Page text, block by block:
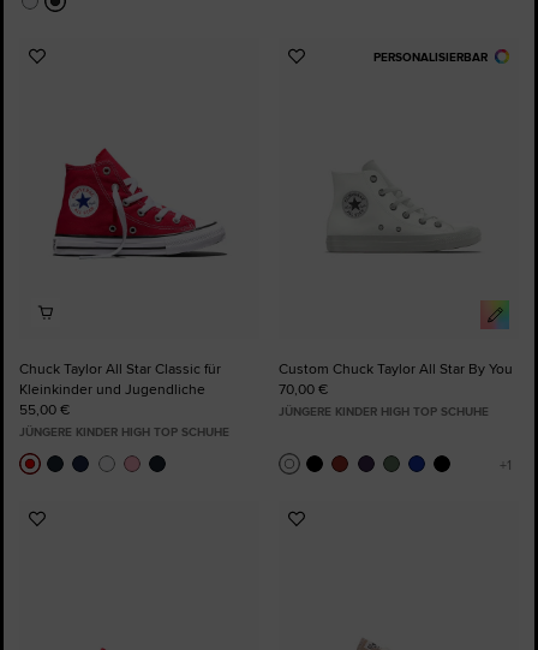
Zu
Chuck Taylor All Star Classic für
Kleinkinder und Jugendliche
55,00 €
JÜNGERE KINDER HIGH TOP SCHUHE
PERSONALISIERBAR
Zu
Custom Chuck Taylor All Star By You
70,00 €
JÜNGERE KINDER HIGH TOP SCHUHE
Zu
Zu